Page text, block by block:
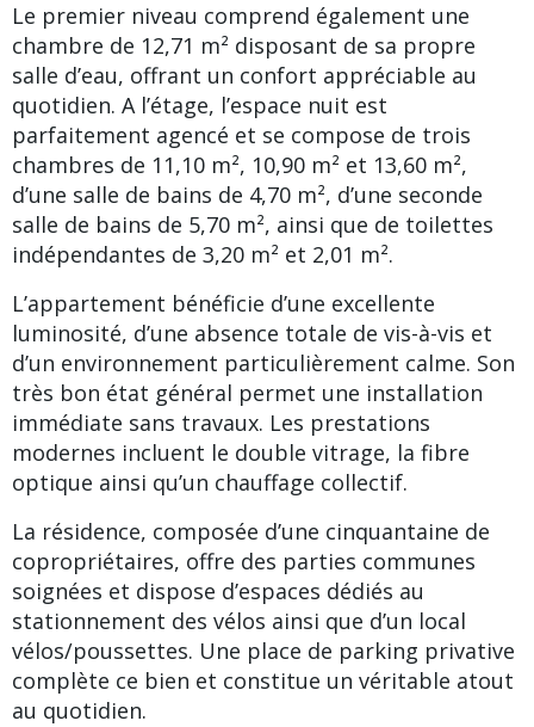
Le premier niveau comprend également une
chambre de 12,71 m² disposant de sa propre
salle d’eau, offrant un confort appréciable au
quotidien. A l’étage, l’espace nuit est
parfaitement agencé et se compose de trois
chambres de 11,10 m², 10,90 m² et 13,60 m²,
d’une salle de bains de 4,70 m², d’une seconde
salle de bains de 5,70 m², ainsi que de toilettes
indépendantes de 3,20 m² et 2,01 m².
L’appartement bénéficie d’une excellente
luminosité, d’une absence totale de vis-à-vis et
d’un environnement particulièrement calme. Son
très bon état général permet une installation
immédiate sans travaux. Les prestations
modernes incluent le double vitrage, la fibre
optique ainsi qu’un chauffage collectif.
La résidence, composée d’une cinquantaine de
copropriétaires, offre des parties communes
soignées et dispose d’espaces dédiés au
stationnement des vélos ainsi que d’un local
vélos/poussettes. Une place de parking privative
complète ce bien et constitue un véritable atout
au quotidien.